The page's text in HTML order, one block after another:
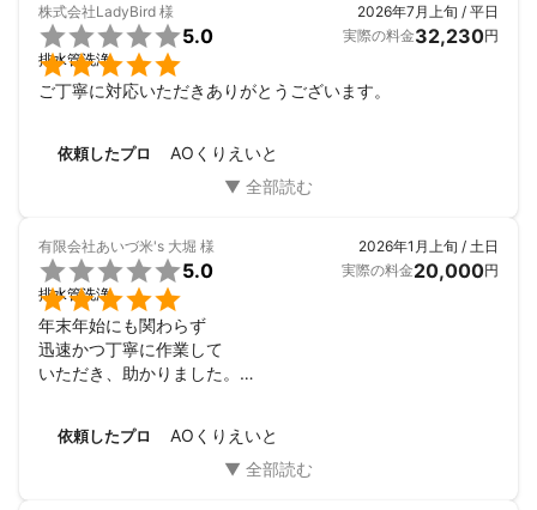
株式会社LadyBird 様


5.0
排水管洗浄
2026年7月上旬 / 平日
実際の料金32,230円
ご丁寧に対応いただきありがとうございます。
依頼したプロ AOくりえいと
有限会社あいづ米's 大堀 様


5.0
排水管洗浄
2026年1月上旬 / 土日
実際の料金20,000円
年末年始にも関わらず
迅速かつ丁寧に作業して
いただき、助かりました。
依頼したプロ AOくりえいと